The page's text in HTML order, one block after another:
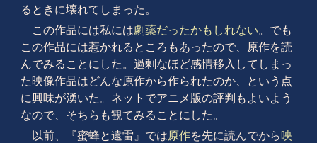
るときに壊れてしまった。
この作品には私には劇薬だったかもしれない。でも
この作品には惹かれるところもあったので、原作を読
んでみることにした。過剰なほど感情移入してしまっ
た映像作品はどんな原作から作られたのか、という点
に興味が湧いた。ネットでアニメ版の評判もよいよう
なので、そちらも観てみることにした。
以前、『蜜蜂と遠雷』では原作を先に読んでから映